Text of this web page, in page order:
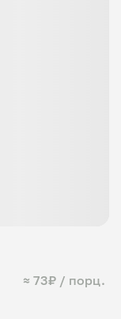
≈ 73₽ / порц.